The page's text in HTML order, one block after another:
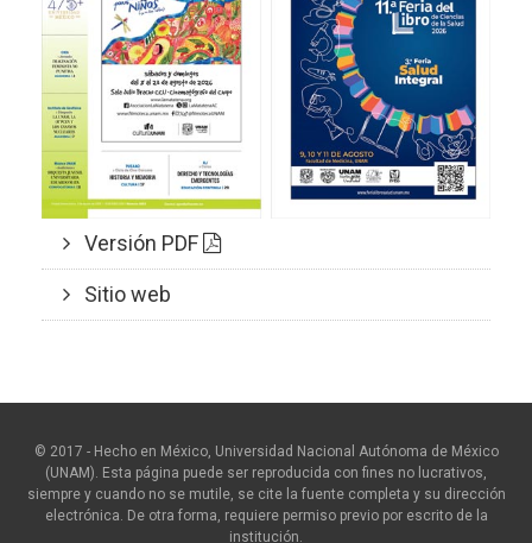
Versión PDF
Sitio web
© 2017 - Hecho en México, Universidad Nacional Autónoma de México
(UNAM). Esta página puede ser reproducida con fines no lucrativos,
siempre y cuando no se mutile, se cite la fuente completa y su dirección
electrónica. De otra forma, requiere permiso previo por escrito de la
institución.